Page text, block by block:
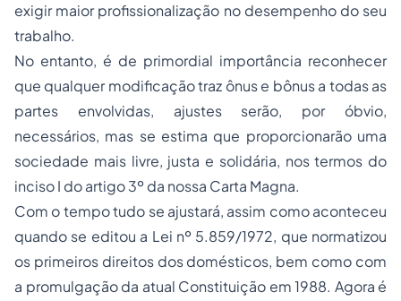
exigir maior profissionalização no desempenho do seu
trabalho.
No entanto, é de primordial importância reconhecer
que qualquer modificação traz ônus e bônus a todas as
partes envolvidas, ajustes serão, por óbvio,
necessários, mas se estima que proporcionarão uma
sociedade mais livre, justa e solidária, nos termos do
inciso I do artigo 3º da nossa Carta Magna.
Com o tempo tudo se ajustará, assim como aconteceu
quando se editou a Lei nº 5.859/1972, que normatizou
os primeiros direitos dos domésticos, bem como com
a promulgação da atual Constituição em 1988. Agora é